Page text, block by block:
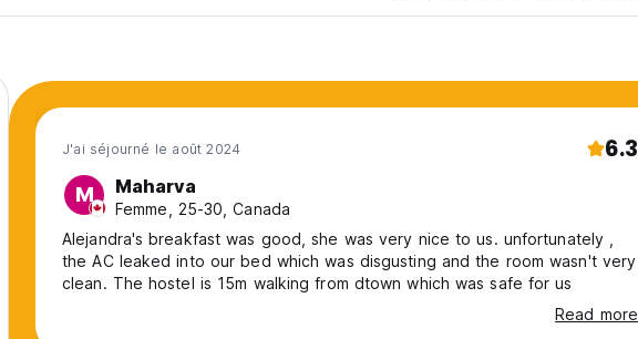
J'ai séjourné le août 2024 6.3
M Maharva
Femme, 25-30, Canada
Alejandra's breakfast was good, she was very nice to us. unfortunately ,
the AC leaked into our bed which was disgusting and the room wasn't very
clean. The hostel is 15m walking from dtown which was safe for us
Read more